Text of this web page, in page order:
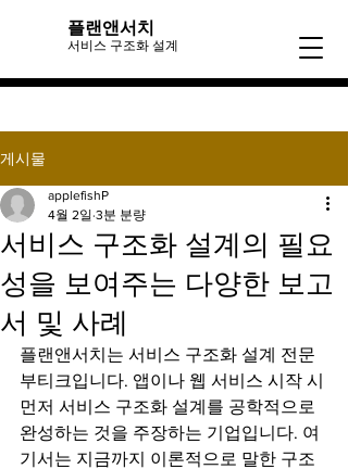
​플랜앤서치
​서비스 구조화 설계
게시물
서비스 구조화 설계의 필요
성을 보여주는 다양한 보고
서 및 사례
applefishP
4월 2일 3분 분량
플랜앤서치는 서비스 구조화 설계 전문
부티크입니다. 앱이나 웹 서비스 시작 시
먼저 서비스 구조화 설계를 공학적으로
완성하는 것을 주장하는 기업입니다. 여
기서는 지금까지 이론적으로 말한 구조